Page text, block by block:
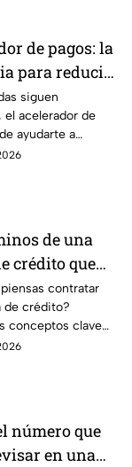
de pagos: la
para reducir
más rápido
el control
siguen
acelerador de
ayudarte a
finanzas, priorizar
de una
crédito que
para
contratar
de crédito?
conceptos clave
fecha de corte,
número que
en una